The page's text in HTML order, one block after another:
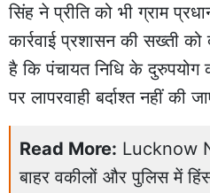
सिंह ने प्रीति को भी ग्राम
कार्रवाई प्रशासन की सख्ती
है कि पंचायत निधि के
पर लापरवाही बर्दाश्त नहीं की
Read More: Lucknow
बाहर वकीलों और पुलिस में